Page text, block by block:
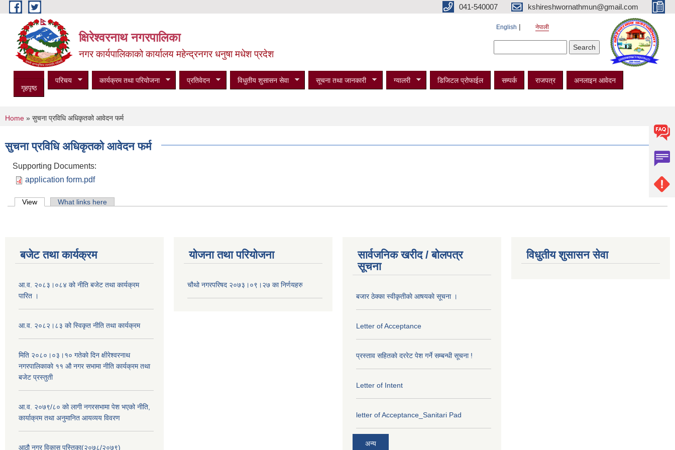
Skip to main content 041-540007 kshireshwornathmun@gmail.com
क्षिरेश्वरनाथ नगरपालिका
नगर कार्यपालिकाको कार्यालय महेन्द्रनगर धनुषा मधेश प्रदेश
English नेपाली
गृहपृष्ठ
परिचय कार्यक्रम तथा परियोजना प्रतिवेदन विधुतीय शुसासन सेवा सूचना तथा जानकारी ग्यालरी डिजिटल प्रोफाईल सम्पर्क राजपत्र अनलाइन आवेदन
You are here
Home » सुचना प्रविधि अधिकृतको आवेदन फर्म
सुचना प्रविधि अधिकृतको आवेदन फर्म
Supporting Documents:
application form.pdf
Primary tabs
View (active tab)What links here
बजेट तथा कार्यक्रम
आ.व. २०८३।०८४ को नीति बजेट तथा कार्यक्रम
पारित ।
आ.व. २०८२।८३ को स्विकृत नीति तथा कार्यक्रम
मिति २०८०।०३।१० गतेकाे दिन क्षीरेश्वरनाथ
नगरपालिकाकाे ११ ‍औ नगर सभामा नीति कार्यक्रम तथा
बजेट प्रस्तुती
आ.व. २०७९/८० को लागी नगरसभामा पेश भएको नीति,
कार्याक्रम तथा अनुमानित आयव्यय विवरण
आठौ नगर विकास पुस्तिका(२०७८/२०७९)
योजना तथा परियोजना
चौथो नगरपरिषद २०७३।०९।२७ का निर्णयहरु
सार्वजनिक खरीद / बोलपत्र
सूचना
बजार ठेक्का स्वीकृतीकाे आषयकाे सूचना ।
Letter of Acceptance
प्रस्ताव सहितकाे दररेट पेश गर्ने सम्बन्धी सूचना !
Letter of Intent
letter of Acceptance_Sanitari Pad
अन्य
विधुतीय शुसासन सेवा